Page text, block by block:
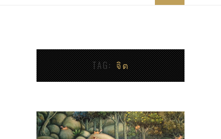
TAG จิต